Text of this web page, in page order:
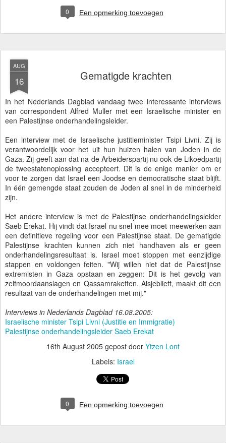
0 Een opmerking toevoegen
AUG
16 Gematigde krachten
In het Nederlands Dagblad vandaag twee interessante interviews
van correspondent Alfred Muller met een Israelische minister en
een Palestijnse onderhandelingsleider.
Een interview met de Israelische justitieminister Tsipi Livni. Zij is
verantwoordelijk voor het uit hun huizen halen van Joden in de
Gaza. Zij geeft aan dat na de Arbeiderspartij nu ook de Likoedpartij
de tweestatenoplossing accepteert. Dit is de enige manier om er
voor te zorgen dat Israel een Joodse en democratische staat blijft.
In één gemengde staat zouden de Joden al snel in de minderheid
zijn.
Het andere interview is met de Palestijnse onderhandelingsleider
Saeb Erekat. Hij vindt dat Israel nu snel mee moet meewerken aan
een definitieve regeling voor een Palestijnse staat. De gematigde
Palestijnse krachten kunnen zich niet handhaven als er geen
onderhandelingsresultaat is. Israel moet stoppen met eenzijdige
stappen en voldongen feiten. "Wij willen niet dat de Palestijnse
extremisten in Gaza opstaan en zeggen: Dit is het gevolg van
zelfmoordaanslagen en Qassamraketten. Alsjeblieft, maakt dit een
resultaat van de onderhandelingen met mij."
Interviews in Nederlands Dagblad 16.08.2005:
Israelische minister Tsipi Livni (Justitie en Immigratie)
Palestijnse onderhandelingsleider Saeb Erekat
16th August 2005 gepost door Ytzen Lont
Labels: Israel
0 Een opmerking toevoegen